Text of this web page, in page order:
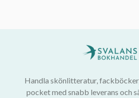
Handla skönlitteratur,
pocket med snabb leverans och